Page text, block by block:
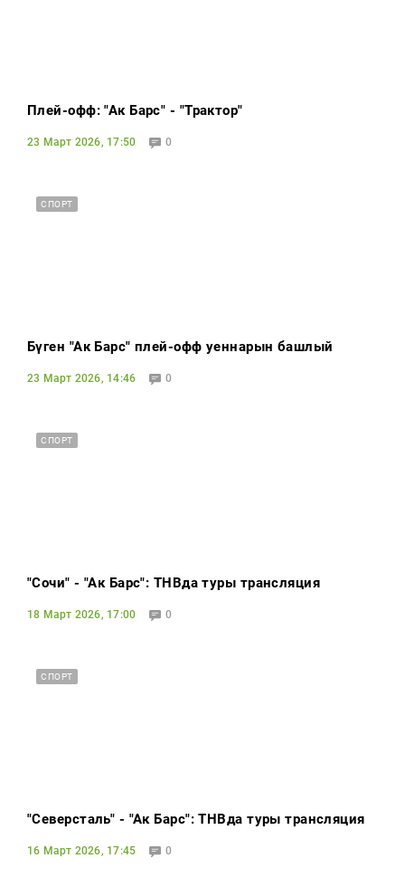
Плей-офф: "Ак Барс" - "Трактор"
23 Март 2026, 17:50 0
СПОРТ
Бүген "Ак Барс" плей-офф уеннарын башлый
23 Март 2026, 14:46 0
СПОРТ
"Сочи" - "Ак Барс": ТНВда туры трансляция
18 Март 2026, 17:00 0
СПОРТ
"Северсталь" - "Ак Барс": ТНВда туры трансляция
16 Март 2026, 17:45 0